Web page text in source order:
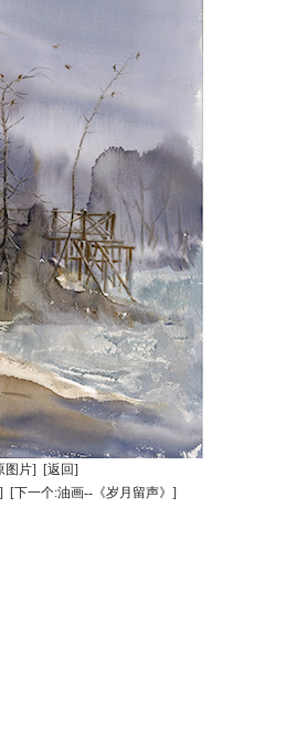
图片] [返回]
[下一个:油画--《岁月留声》]